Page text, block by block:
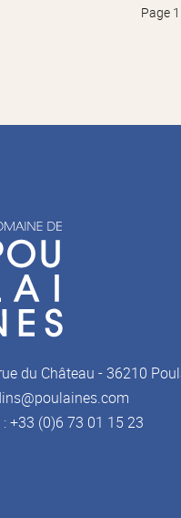
Page
du Château - 36210
: +33 (0)6 73 01 15 23